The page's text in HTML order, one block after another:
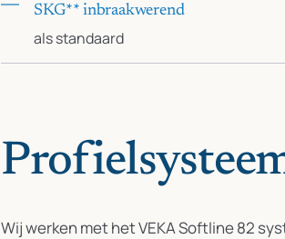
SKG** inbraakwerend
als standaard
Wij werken met het VEKA Softline 82